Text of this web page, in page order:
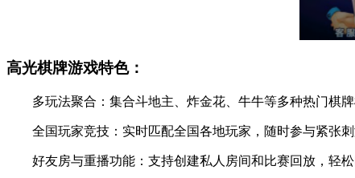
高光棋牌游戏特色：
多玩法聚合：集合斗地主、炸金花、牛牛等多种热门棋牌
全国玩家竞技：实时匹配全国各地玩家，随时参与紧张刺
好友房与重播功能：支持创建私人房间和比赛回放，轻松